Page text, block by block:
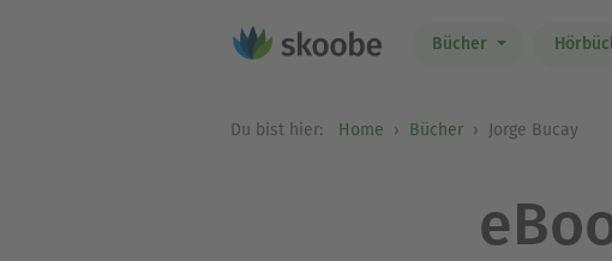
Bücher
Du bist hier: Home Bücher Jorge Bucay